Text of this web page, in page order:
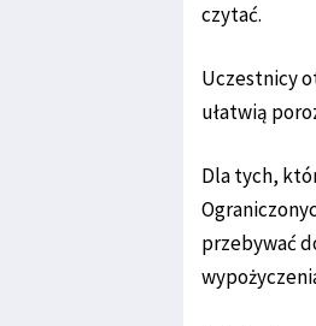
czytać.
Uczestnicy
ułatwią
Dla tych,
przebywać